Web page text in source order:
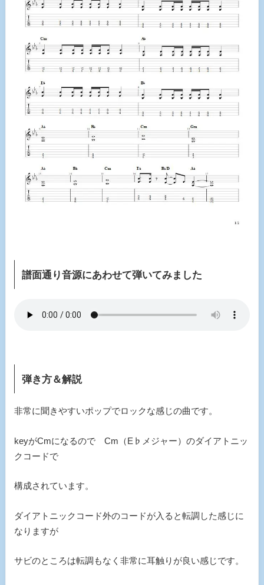
譜面通り音源にあわせて弾いてみました
弾き方＆解説
非常に聞きやすいポップでロックな感じの曲です。
keyがCmになるので Cm（E♭メジャー）のダイアトニッ
クコードで
構成されています。
ダイアトニックコード外のコードが入ると転調した感じに
なりますが
サビのところは転調もなく非常に耳触りが良い感じです。